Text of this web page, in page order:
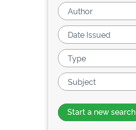
Start a new search